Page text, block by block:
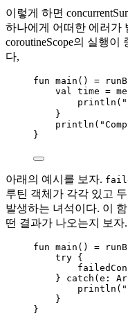
이렇게 하면
하나에게 어떠한 에러가
coroutineScope의 실행
다,
fun main () =
val time =
println (
}
println (
}
아래의 예시를 보자.
루틴 객체가 각각 있고
발생하는 녀석이다. 이
떤 결과가 나오는지 보자.
fun main () =
try {
} catch (e:
println (
}
}